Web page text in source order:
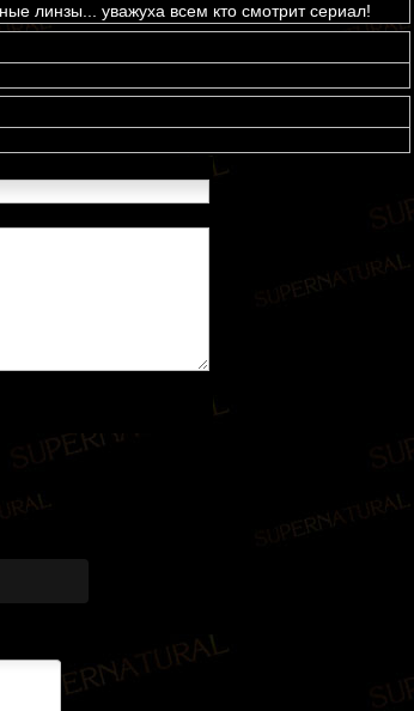
линзы... уважуха всем кто смотрит сериал!